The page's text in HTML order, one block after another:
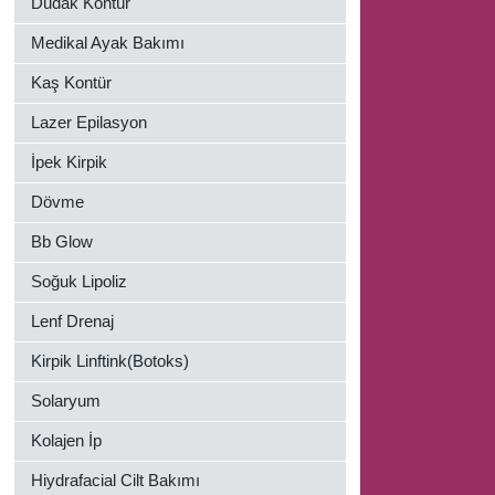
Medikal Ayak Bakımı
Kaş Kontür
Lazer Epilasyon
İpek Kirpik
Dövme
Bb Glow
Soğuk Lipoliz
Lenf Drenaj
Kirpik Linftink(Botoks)
Solaryum
Kolajen İp
Hiydrafacial Cilt Bakımı